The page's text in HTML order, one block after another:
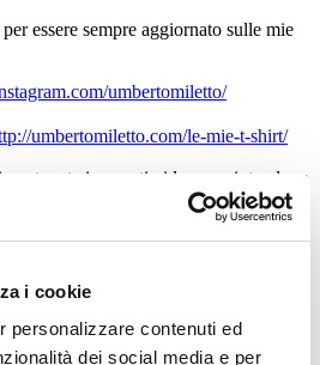
i cookie
personalizzare contenuti ed
dei social media e per
essere sempre aggiornato sulle mie
umbertomiletto/
umbertomiletto.com/le-mie-t-shirt/
in questi video non intendono
parere medico o di altri specialisti.
di effetti o di conseguenze
e dalla loro messa in pratica.
causare infortuni si consiglia pertanto di
e di eseguire esercizi e metodologie
Consultare il proprio medico di
qualsiasi forma di attività fisica o